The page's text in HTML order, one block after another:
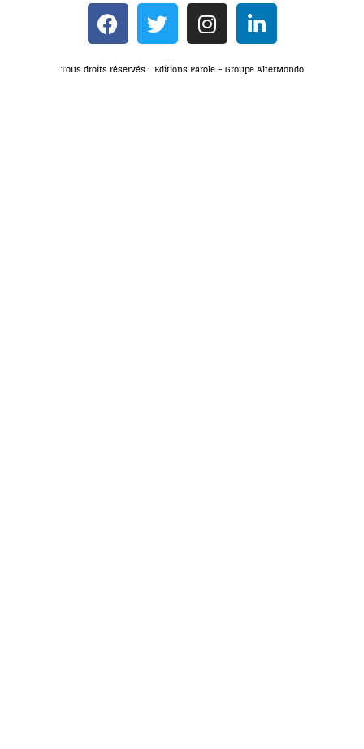
Tous droits réservés : Editions Parole – Groupe AlterMondo